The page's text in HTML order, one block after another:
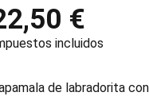
€
incluidos
de labradorita